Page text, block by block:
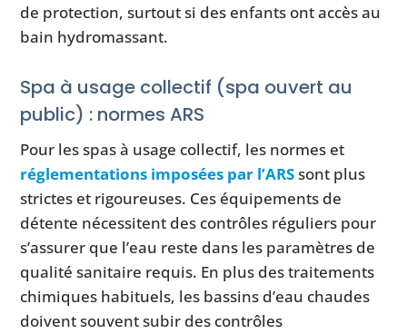
de protection, surtout si des enfants ont accès au
bain hydromassant.
Spa à usage collectif (spa ouvert au
public) : normes ARS
Pour les spas à usage collectif, les normes et
réglementations imposées par l’ARSsont plus
strictes et rigoureuses. Ces équipements de
détente nécessitent des contrôles réguliers pour
s’assurer que l’eau reste dans les paramètres de
qualité sanitaire requis. En plus des traitements
chimiques habituels, les bassins d’eau chaudes
doivent souvent subir des contrôles